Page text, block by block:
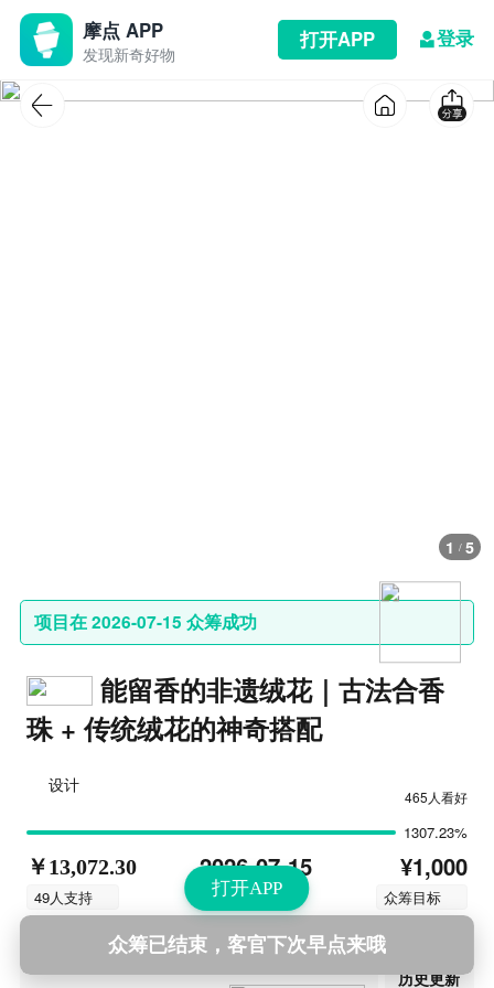
摩点 APP
发现新奇好物
打开APP 登录
打开APP
1 / 5
项目在 2026-07-15 众筹成功
能留香的非遗绒花｜古法合香
珠 + 传统绒花的神奇搭配
设计
465人看好
1307.23%
￥13,072.30
49人支持
2026-07-15
结束时间
¥1,000
众筹目标
第4次更新 2026-07-14 10:18
历史更新
众筹已结束，客官下次早点来哦